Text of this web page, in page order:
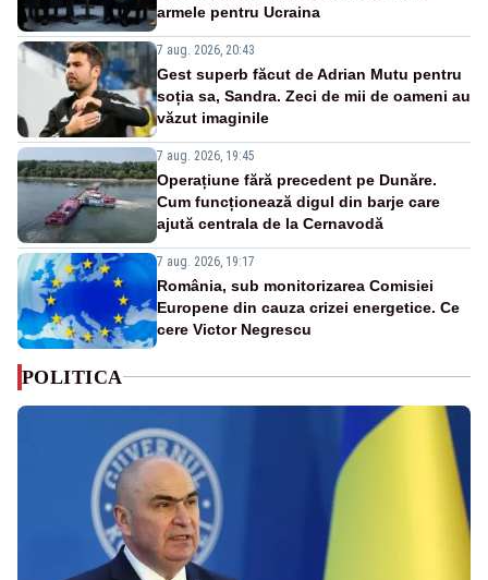
armele pentru Ucraina
7 aug. 2026, 20:43
Gest superb făcut de Adrian Mutu pentru
soția sa, Sandra. Zeci de mii de oameni au
văzut imaginile
7 aug. 2026, 19:45
Operațiune fără precedent pe Dunăre.
Cum funcționează digul din barje care
ajută centrala de la Cernavodă
7 aug. 2026, 19:17
România, sub monitorizarea Comisiei
Europene din cauza crizei energetice. Ce
cere Victor Negrescu
POLITICA